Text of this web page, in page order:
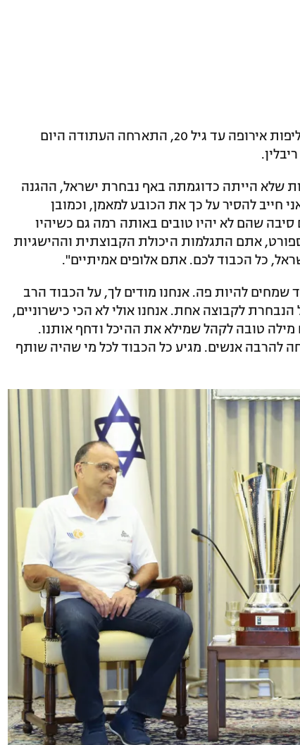
לאחר זכייתה השנייה של נבחרת ישראל באליפות אירופה עד גיל 20, התארחה העתודה היום
שלא הייתה כדוגמתה באף נבחרת ישראל, ההגנה
חייב להסיר על כך את הכובע למאמן, וכמובן
סיבה שהם לא יהיו טובים באותה רמה גם כשיהיו
אתם התגלמות היכולת הקבוצתית וההישגיות
כל הכבוד לכם. אתם אלופים אמיתיים".
שמחים להיות פה. אנחנו מודים לך, על הכבוד הרב
את 12 הבחורים של הנבחרת לקבוצה אחת. אנחנו אולי לא הכי כישרוניים,
מילה טובה לקהל שמילא את ההיכל ודחף אותנו.
להרבה אנשים. מגיע כל הכבוד לכל מי שהיה שותף